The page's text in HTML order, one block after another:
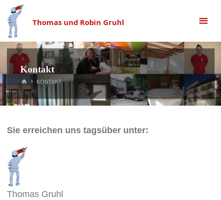
Inhalt
springen
Thomas und Robin Gruhl
Kontakt
START
KONTAKT
Sie erreichen uns tagsüber unter:
Thomas Gruhl